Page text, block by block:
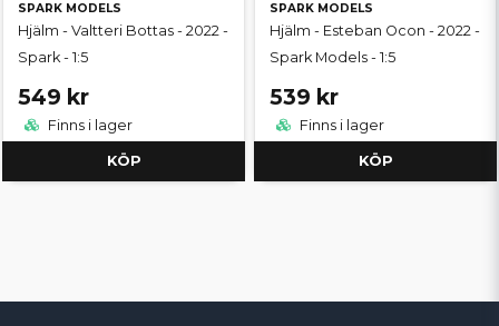
SPARK MODELS
Hjälm - Valtteri Bottas - 2022 -
Spark - 1:5
549 kr
Finns i lager
KÖP
SPARK MODELS
Hjälm - Esteban Ocon - 2022 -
Spark Models - 1:5
539 kr
Finns i lager
KÖP